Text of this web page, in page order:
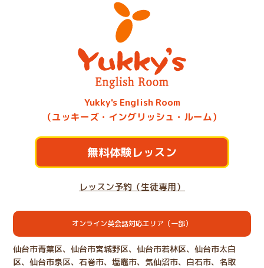
Yukky's English Room
（ユッキーズ・イングリッシュ・ルーム）
無料体験レッスン
レッスン予約（生徒専用）
オンライン英会話対応エリア（一部）
仙台市青葉区、仙台市宮城野区、仙台市若林区、仙台市太白
区、仙台市泉区、石巻市、塩竈市、気仙沼市、白石市、名取